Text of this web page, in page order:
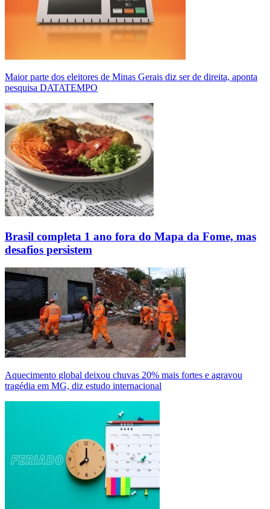
Maior parte dos eleitores de Minas Gerais diz ser de direita, aponta
pesquisa DATATEMPO
Brasil completa 1 ano fora do Mapa da Fome, mas
desafios persistem
Aquecimento global deixou chuvas 20% mais fortes e agravou
tragédia em MG, diz estudo internacional